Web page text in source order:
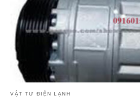
VẬT TƯ ĐIỆN LẠNH